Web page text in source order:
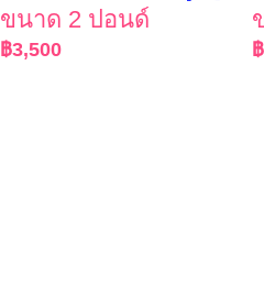
ขนาด 2 ปอนด์
฿3,500 ฿